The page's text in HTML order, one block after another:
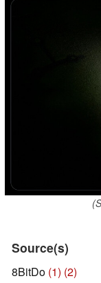
Source(s)
8BitDo (1) (2)